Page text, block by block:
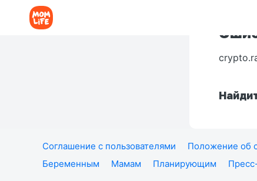
Соглашение с пользователями Положение об
Беременным
Мамам Планирующим